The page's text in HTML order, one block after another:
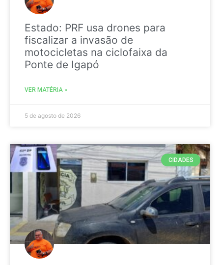
Estado: PRF usa drones para
fiscalizar a invasão de
motocicletas na ciclofaixa da
Ponte de Igapó
VER MATÉRIA »
5 de agosto de 2026
CIDADES